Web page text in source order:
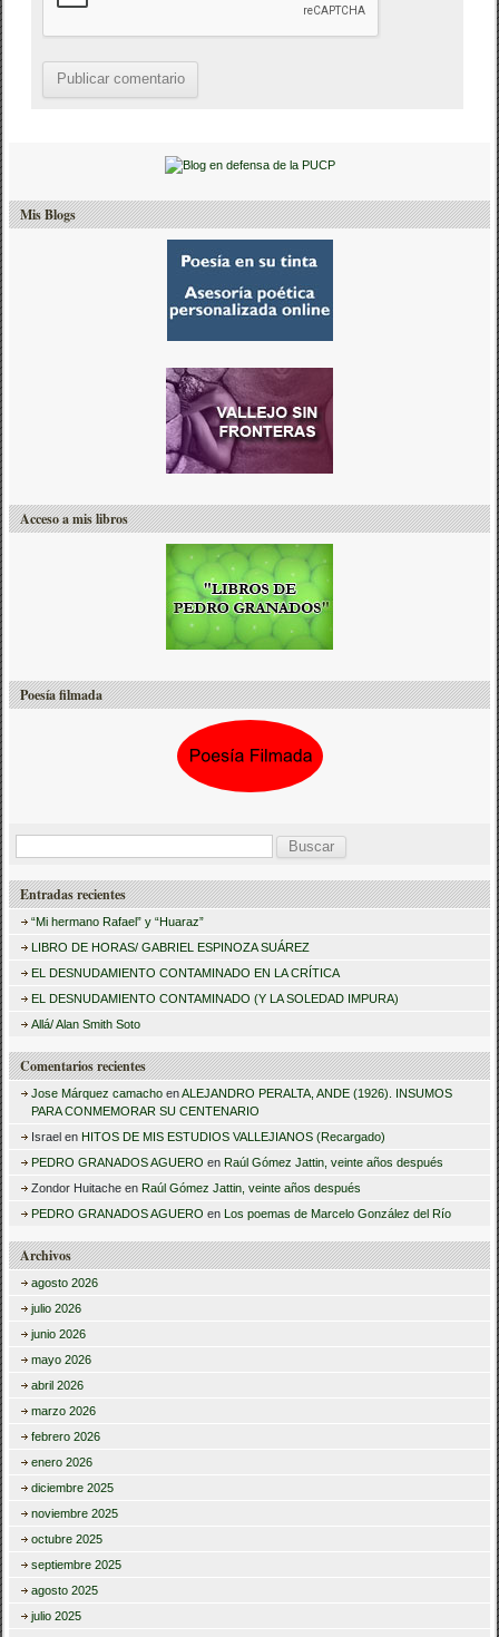
Mis Blogs
Acceso a mis libros
Poesía filmada
s
r
Entradas recientes
“Mi hermano Rafael” y “Huaraz”
LIBRO DE HORAS/ GABRIEL ESPINOZA SUÁREZ
EL DESNUDAMIENTO CONTAMINADO EN LA CRÍTICA
EL DESNUDAMIENTO CONTAMINADO (Y LA SOLEDAD IMPURA)
Allá/ Alan Smith Soto
Comentarios recientes
Jose Márquez camacho enALEJANDRO PERALTA, ANDE (1926). INSUMOS
PARA CONMEMORAR SU CENTENARIO
Israel en HITOS DE MIS ESTUDIOS VALLEJIANOS (Recargado)
PEDRO GRANADOS AGUERO en Raúl Gómez Jattin, veinte años después
Zondor Huitache en Raúl Gómez Jattin, veinte años después
PEDRO GRANADOS AGUERO en Los poemas de Marcelo González del Río
Archivos
agosto 2026
julio 2026
junio 2026
mayo 2026
abril 2026
marzo 2026
febrero 2026
enero 2026
diciembre 2025
noviembre 2025
octubre 2025
septiembre 2025
agosto 2025
julio 2025